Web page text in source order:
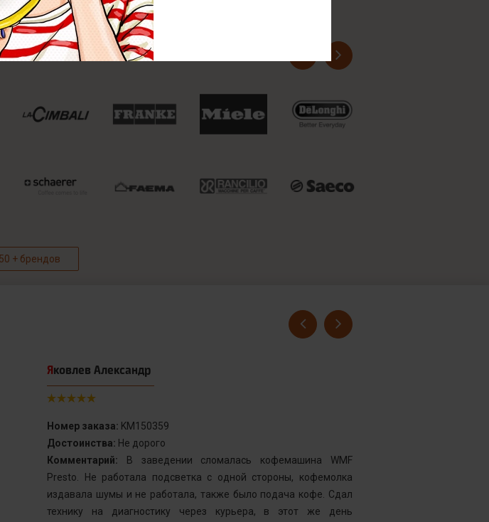
+ брендов
Яковлев Александр
Номер заказа: KM150359
Достоинства: Не дорого
Комментарий: В заведении сломалась кофемашина WMF
Presto. Не работала подсветка с одной стороны, кофемолка
издавала шумы и не работала, также было подача кофе. Сдал
технику на диагностику через курьера, в этот же день